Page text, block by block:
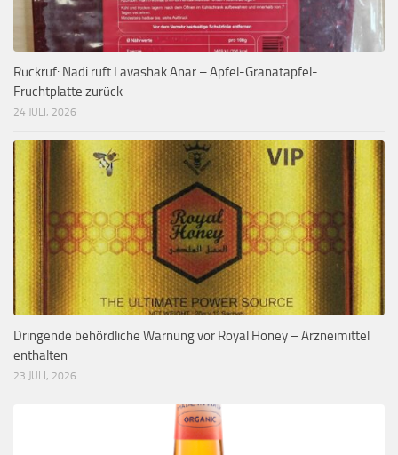
Rückruf: Nadi ruft Lavashak Anar – Apfel-Granatapfel-
Fruchtplatte zurück
24 JULI, 2026
Dringende behördliche Warnung vor Royal Honey – Arzneimittel
enthalten
23 JULI, 2026